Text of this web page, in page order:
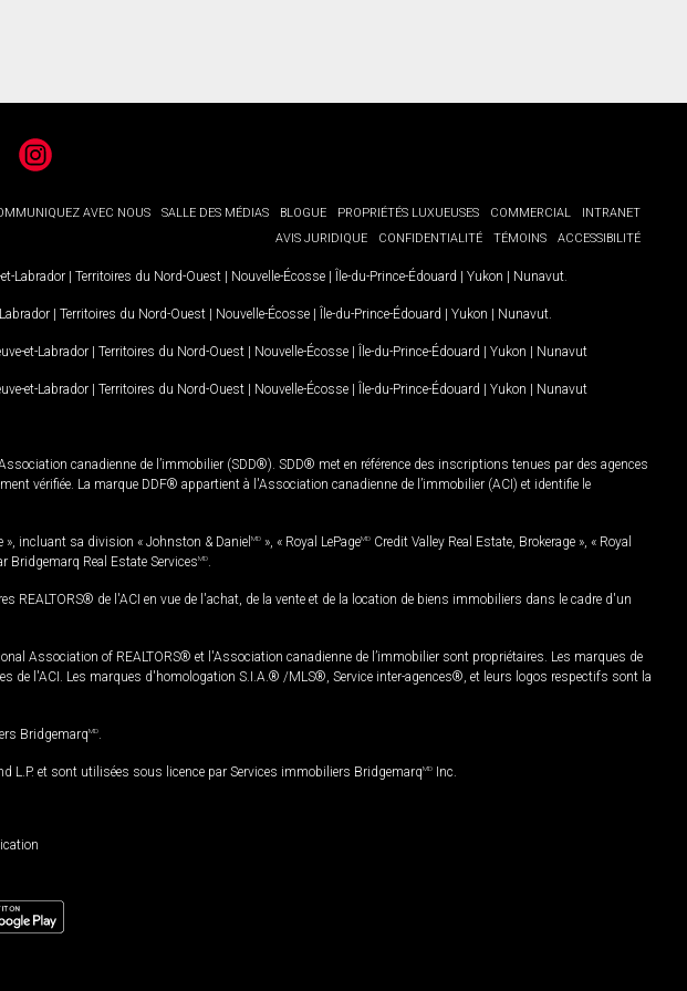
Instagram
AVEC NOUS SALLE DES MÉDIAS BLOGUE PROPRIÉTÉS LUXUEUSES COMMERCIAL
INTRANET
AVIS JURIDIQUE
CONFIDENTIALITÉ TÉMOINS ACCESSIBILITÉ
Labrador | Territoires du Nord-Ouest | Nouvelle-Écosse | Île-du-Prince-Édouard | Yukon | Nunavut
| Territoires du Nord-Ouest | Nouvelle-Écosse | Île-du-Prince-Édouard | Yukon | Nunavut
et-Labrador | Territoires du Nord-Ouest | Nouvelle-Écosse | Île-du-Prince-Édouard | Yukon | Nunavut
et-Labrador | Territoires du Nord-Ouest | Nouvelle-Écosse | Île-du-Prince-Édouard | Yukon | Nunavut
canadienne de l’immobilier (SDD®). SDD® met en référence des inscriptions tenues par des agences
vérifiée. La marque DDF® appartient à l'Association canadienne de l’immobilier (ACI) et identifie le
», incluant sa division « Johnston & Daniel MD », « Royal LePageMD Credit Valley Real Estate, Brokerage », « Royal
Bridgemarq Real Estate ServicesMD
de l'ACI en vue de l'achat, de la vente et de la location de biens immobiliers dans le cadre d'un
Association of REALTORS® et l'Association canadienne de l’immobilier sont propriétaires. Les marques de
l'ACI. Les marques d'homologation S.I.A.® /MLS®, Service inter-agences®, et leurs logos respectifs sont la
BridgemarqMD
L.P. et sont utilisées sous licence par Services immobiliers BridgemarqMD Inc.